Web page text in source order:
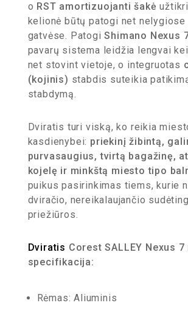
o RST amortizuojanti šakė
kelionė būtų patogi net nelygiose
gatvėse. PatogiShimano Nexus
pavarų sistema leidžia lengvai
net stovint vietoje, o integruotas
(kojinis) stabdis suteikia
stabdymą.
Dviratis turi viską, ko reikia
kasdienybei: priekinį žibintą,
purvasaugius, tvirtą bagažinę,
kojelę ir minkštą miesto tipo
puikus pasirinkimas tiems, kurie
dviračio, nereikalaujančio
priežiūros.
Dviratis Corest SALLEY Nexus 7
specifikacija:
Rėmas: Aliuminis